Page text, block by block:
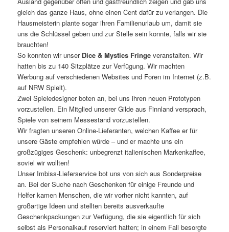
gleich das ganze Haus, ohne einen Cent dafür zu verlangen. Die
Hausmeisterin plante sogar ihren Familienurlaub um, damit sie
uns die Schlüssel geben und zur Stelle sein konnte, falls wir sie
brauchten!
So konnten wir unser Dice & Mystics Fringe veranstalten. Wir
hatten bis zu 140 Sitzplätze zur Verfügung. Wir machten
Werbung auf verschiedenen Websites und Foren im Internet (z.B.
auf NRW Spielt).
Zwei Spieledesigner boten an, bei uns ihren neuen Prototypen
vorzustellen. Ein Mitglied unserer Gilde aus Finnland versprach,
Spiele von seinem Messestand vorzustellen.
Wir fragten unseren Online-Lieferanten, welchen Kaffee er für
unsere Gäste empfehlen würde – und er machte uns ein
großzügiges Geschenk: unbegrenzt italienischen Markenkaffee,
soviel wir wollten!
Unser Imbiss-Lieferservice bot uns von sich aus Sonderpreise
an. Bei der Suche nach Geschenken für einige Freunde und
Helfer kamen Menschen, die wir vorher nicht kannten, auf
großartige Ideen und stellten bereits ausverkaufte
Geschenkpackungen zur Verfügung, die sie eigentlich für sich
selbst als Personalkauf reserviert hatten; in einem Fall besorgte